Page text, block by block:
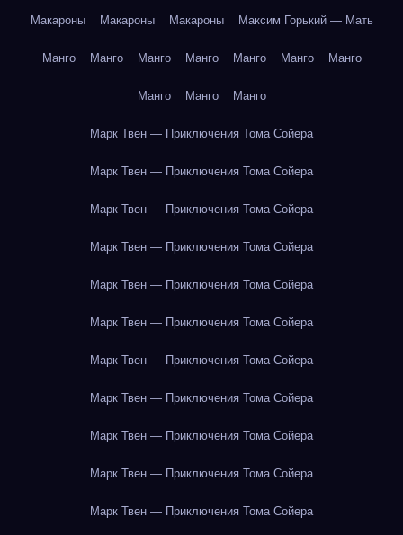
Макароны Макароны Макароны Максим Горький — Мать
Манго Манго Манго Манго Манго Манго Манго
Манго Манго Манго
Марк Твен — Приключения Тома Сойера
Марк Твен — Приключения Тома Сойера
Марк Твен — Приключения Тома Сойера
Марк Твен — Приключения Тома Сойера
Марк Твен — Приключения Тома Сойера
Марк Твен — Приключения Тома Сойера
Марк Твен — Приключения Тома Сойера
Марк Твен — Приключения Тома Сойера
Марк Твен — Приключения Тома Сойера
Марк Твен — Приключения Тома Сойера
Марк Твен — Приключения Тома Сойера